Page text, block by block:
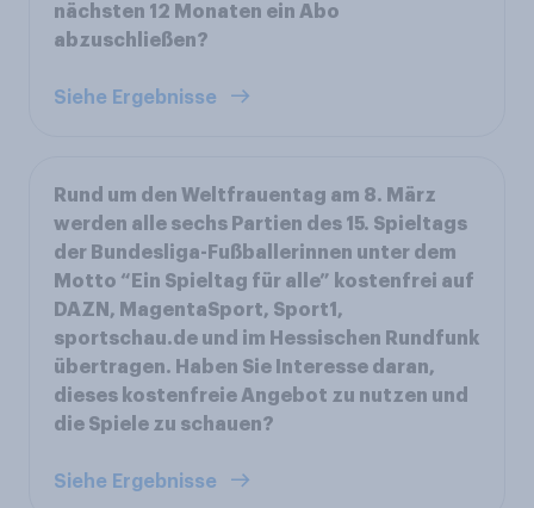
nächsten 12 Monaten ein Abo
abzuschließen?
Siehe Ergebnisse
Rund um den Weltfrauentag am 8. März
werden alle sechs Partien des 15. Spieltags
der Bundesliga-Fußballerinnen unter dem
Motto “Ein Spieltag für alle” kostenfrei auf
DAZN, MagentaSport, Sport1,
sportschau.de und im Hessischen Rundfunk
übertragen. Haben Sie Interesse daran,
dieses kostenfreie Angebot zu nutzen und
die Spiele zu schauen?
Siehe Ergebnisse